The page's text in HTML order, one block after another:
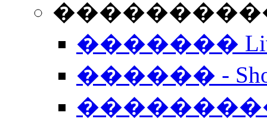
����������
�������
������ -